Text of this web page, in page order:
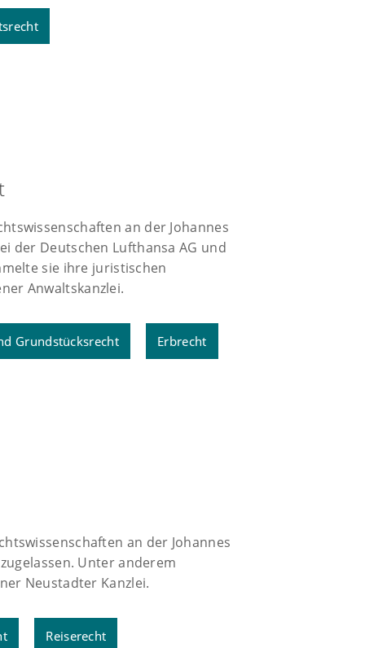
an der Johannes
der Deutschen Lufthansa AG und
sie ihre juristischen
Anwaltskanzlei.
Grundstücksrecht Erbrecht
an der Johannes
Unter anderem
Neustadter Kanzlei.
Reiserecht